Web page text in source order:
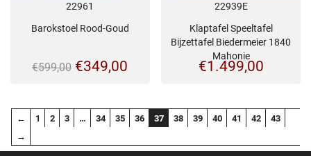
22961
Barokstoel Rood-Goud
€599,00 Oorspronkelijke
was:
€599,00.
€349,00
is:
€349,00.
22939E
Klaptafel Speeltafel
Bijzettafel Biedermeier 1840
Mahonie
€1.499,00
← 1 2 3 … 34 35 36 37 38 39 40 41 42
43
→